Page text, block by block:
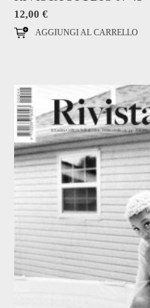
12,00 €
AGGIUNGI AL CARRELLO